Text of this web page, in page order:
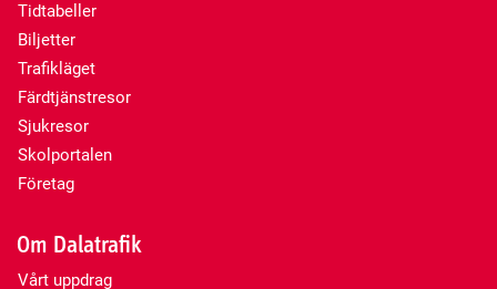
Tidtabeller
Biljetter
Trafikläget
Färdtjänstresor
Sjukresor
Skolportalen
Företag
Om Dalatrafik
Vårt uppdrag